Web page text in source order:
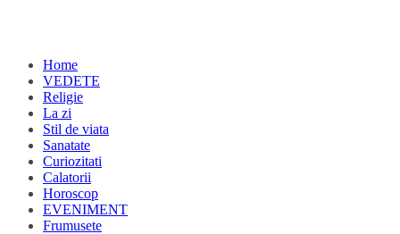
Home
VEDETE
Religie
La zi
Stil de viata
Sanatate
Curiozitati
Calatorii
Horoscop
EVENIMENT
Frumusete